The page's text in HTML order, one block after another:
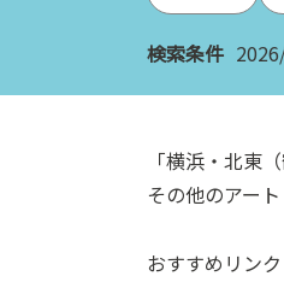
へ
検索条件
「横浜・北東
その他のアー
おすすめリンク